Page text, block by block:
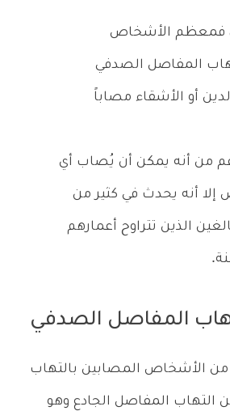
فمعظم الأشخاص
المفاصل الصدفي
أو الأشقاء مصاباً
من أنه يمكن أن يُصاب أي
أنه يحدث في كثير من
الذين تتراوح أعمارهم
المفاصل الصدفي
الأشخاص المصابين بالتهاب
التهاب المفاصل الجادع وهو